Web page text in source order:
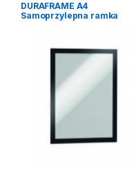
DURAFRAME A4
Samoprzylepna ramka